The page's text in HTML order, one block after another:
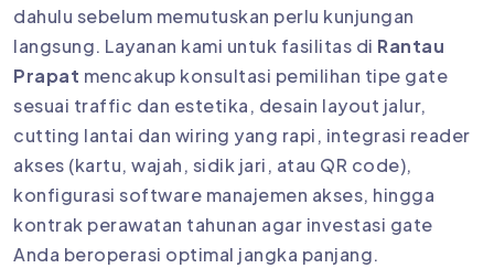
dahulu sebelum memutuskan perlu kunjungan
langsung. Layanan kami untuk fasilitas di Rantau
Prapat mencakup konsultasi pemilihan tipe gate
sesuai traffic dan estetika, desain layout jalur,
cutting lantai dan wiring yang rapi, integrasi reader
akses (kartu, wajah, sidik jari, atau QR code),
konfigurasi software manajemen akses, hingga
kontrak perawatan tahunan agar investasi gate
Anda beroperasi optimal jangka panjang.